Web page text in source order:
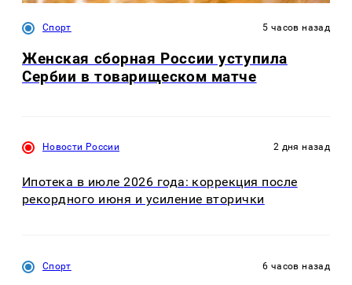
Спорт 5 часов назад
Женская сборная России уступила
Сербии в товарищеском матче
Новости России 2 дня назад
Ипотека в июле 2026 года: коррекция после
рекордного июня и усиление вторички
Спорт 6 часов назад